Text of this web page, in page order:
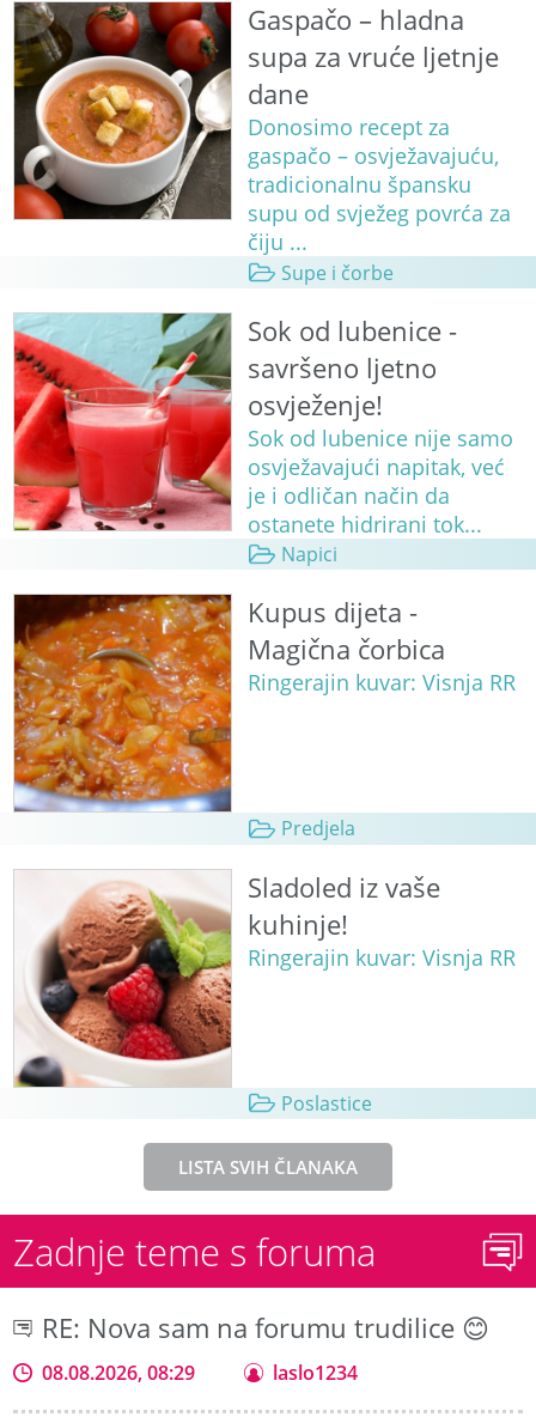
Gaspačo – hladna
supa za vruće ljetnje
dane
Donosimo recept za
gaspačo – osvježavajuću,
tradicionalnu špansku
supu od svježeg povrća za
čiju ...
Supe i čorbe
Sok od lubenice -
savršeno ljetno
osvježenje!
Sok od lubenice nije samo
osvježavajući napitak, već
je i odličan način da
ostanete hidrirani tok...
Napici
Kupus dijeta -
Magična čorbica
Ringerajin kuvar: Visnja RR
Predjela
Sladoled iz vaše
kuhinje!
Ringerajin kuvar: Visnja RR
Poslastice
LISTA SVIH ČLANAKA
Zadnje teme s foruma
RE: Nova sam na forumu trudilice 😊
08.08.2026, 08:29 laslo1234